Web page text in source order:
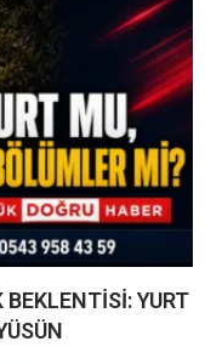
BEKLENTİSİ: YURT